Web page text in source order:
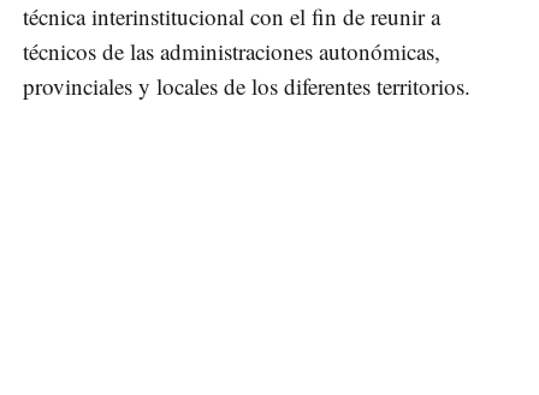
técnica interinstitucional con el fin de reunir a
técnicos de las administraciones autonómicas,
provinciales y locales de los diferentes territorios.